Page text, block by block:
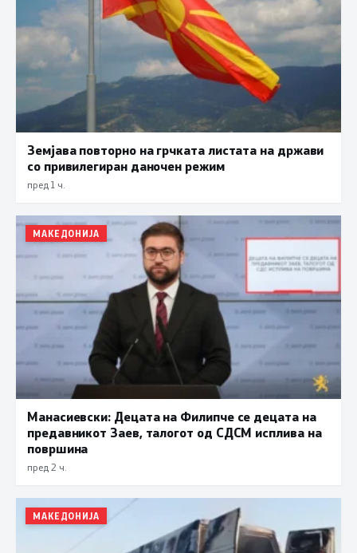
Земјава повторно на грчката листата на држави
со привилегиран даночен режим
пред 1 ч.
МАКЕДОНИЈА
Манасиевски: Децата на Филипче се децата на
предавникот Заев, талогот од СДСМ исплива на
површина
пред 2 ч.
МАКЕДОНИЈА